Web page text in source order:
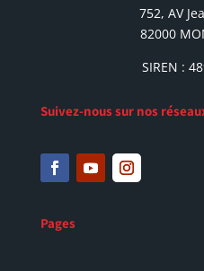
752, AV
82000
SIREN :
Suivez-nous sur nos
Pages